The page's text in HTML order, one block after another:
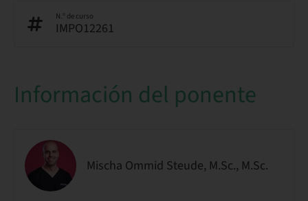
N.º de curso
IMPO12261
Información del ponente
Mischa Ommid Steude, M.Sc., M.Sc.